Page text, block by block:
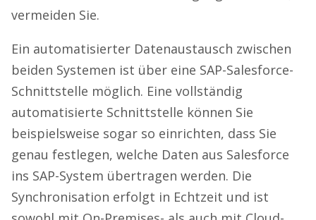
vermeiden Sie.
Ein automatisierter Datenaustausch zwischen
beiden Systemen ist über eine SAP-Salesforce-
Schnittstelle möglich. Eine vollständig
automatisierte Schnittstelle können Sie
beispielsweise sogar so einrichten, dass Sie
genau festlegen, welche Daten aus Salesforce
ins SAP-System übertragen werden. Die
Synchronisation erfolgt in Echtzeit und ist